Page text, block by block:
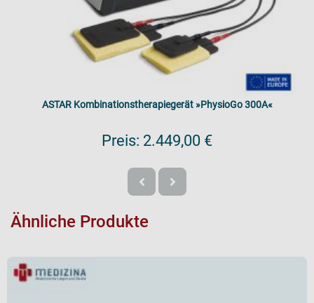
ASTAR Kombinationstherapiegerät »PhysioGo 300A«
Preis: 2.449,00 €
Ähnliche Produkte